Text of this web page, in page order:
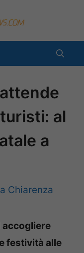
al
a
Chiarenza
accogliere
festività alle